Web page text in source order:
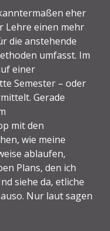
eher
Lehre einen mehr
die anstehende
umfasst. Im
einer
Semester – oder
Gerade
mit den
wie meine
ablaufen,
Plans, den ich
siehe da, etliche
Nur laut sagen